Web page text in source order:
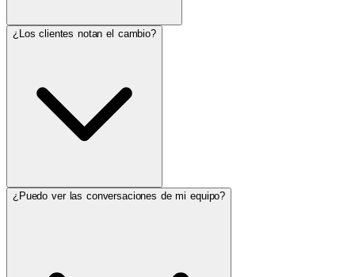
¿Los clientes notan el cambio?
¿Puedo ver las conversaciones de mi equipo?